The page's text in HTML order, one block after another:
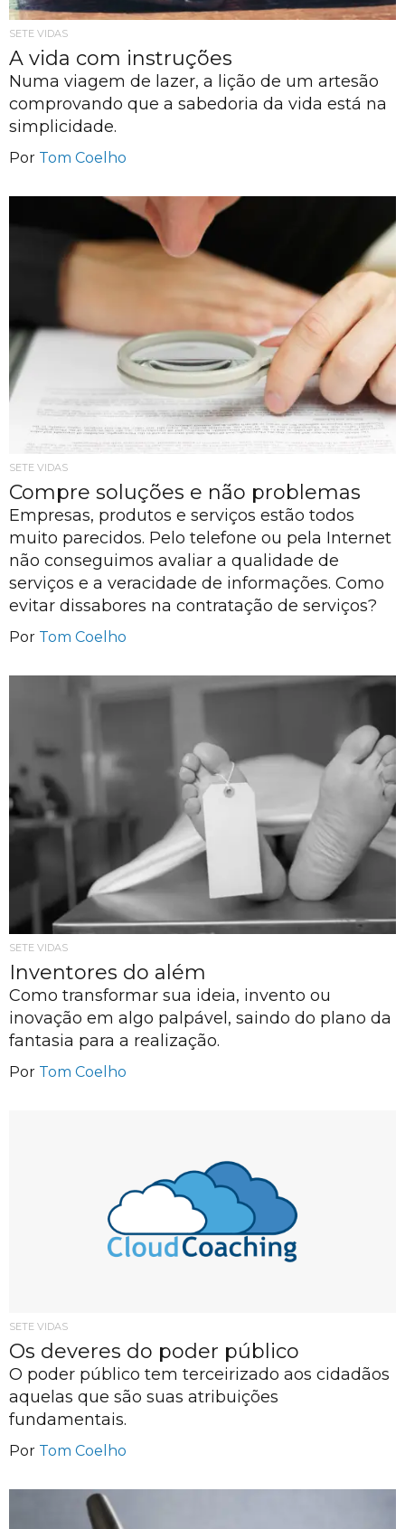
SETE VIDAS
A vida com instruções
Numa viagem de lazer, a lição de um artesão
comprovando que a sabedoria da vida está na
simplicidade.
Por Tom Coelho
SETE VIDAS
Compre soluções e não problemas
Empresas, produtos e serviços estão todos
muito parecidos. Pelo telefone ou pela Internet
não conseguimos avaliar a qualidade de
serviços e a veracidade de informações. Como
evitar dissabores na contratação de serviços?
Por Tom Coelho
SETE VIDAS
Inventores do além
Como transformar sua ideia, invento ou
inovação em algo palpável, saindo do plano da
fantasia para a realização.
Por Tom Coelho
SETE VIDAS
Os deveres do poder público
O poder público tem terceirizado aos cidadãos
aquelas que são suas atribuições
fundamentais.
Por Tom Coelho